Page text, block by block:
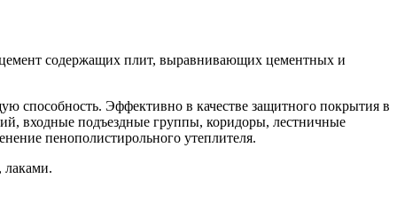
цемент содержащих плит, выравнивающих цементных и
способность. Эффективно в качестве защитного покрытия в
входные подъездные группы, коридоры, лестничные
пенополистирольного утеплителя.
лаками.